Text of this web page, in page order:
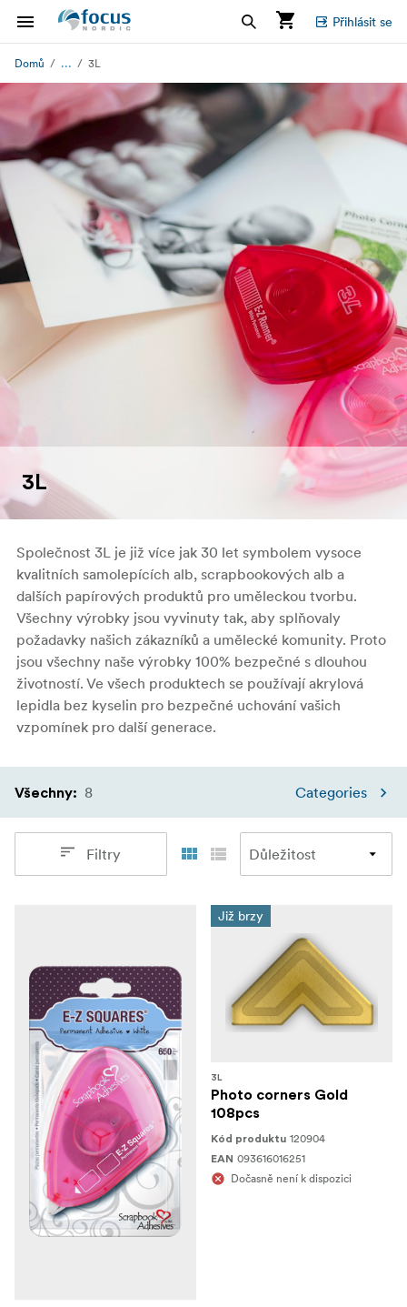
Přihlásit se
Domů ... 3L
3L
Společnost 3L je již více jak 30 let symbolem vysoce
kvalitních samolepících alb, scrapbookových alb a
dalších papírových produktů pro uměleckou tvorbu.
Všechny výrobky jsou vyvinuty tak, aby splňovaly
požadavky našich zákazníků a umělecké komunity. Proto
jsou všechny naše výrobky 100% bezpečné s dlouhou
životností. Ve všech produktech se používají akrylová
lepidla bez kyselin pro bezpečné uchování vašich
vzpomínek pro další generace.
Všechny: 8 Categories
Filtry
Již brzy
3L
Photo corners Gold
108pcs
Kód produktu 120904
EAN 093616016251
Dočasně není k dispozici